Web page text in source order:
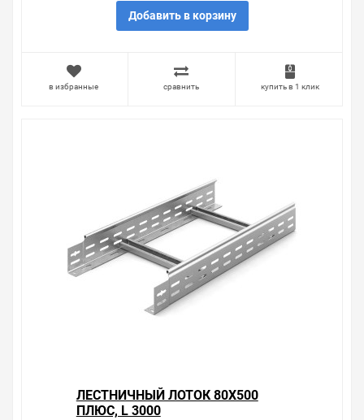
Добавить в корзину
в избранные сравнить купить в 1 клик
ЛЕСТНИЧНЫЙ ЛОТОК 80Х500
ПЛЮС, L 3000